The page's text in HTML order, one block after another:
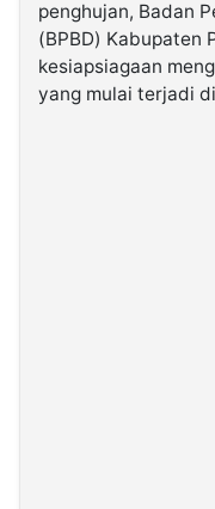
Kabarbaru.co
2026
penghujan, Badan
(BPBD) Kabupaten
kesiapsiagaan
yang mulai terjadi